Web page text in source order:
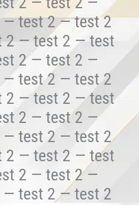
test 2 — test 2
2 — test 2 — test
2 — test 2 —
test 2 — test 2
2 — test 2 — test
2 — test 2 —
test 2 — test 2
2 — test 2 — test
2 — test 2 —
test 2 — test 2